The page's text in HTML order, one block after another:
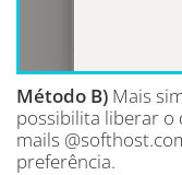
Método B) Mais
possibilita liberar o
mails
preferência.